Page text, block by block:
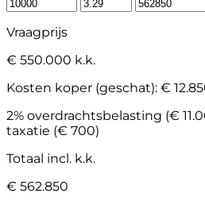
Vraagprijs
€ 550.000 k.k.
Kosten koper (geschat): €
2% overdrachtsbelasting (€
taxatie (€ 700)
Totaal incl. k.k.
€ 562.850